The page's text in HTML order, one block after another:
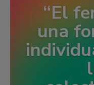
El
una